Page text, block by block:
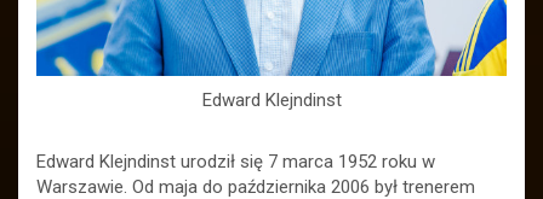
Edward Klejndinst
Edward Klejndinst urodził się 7 marca 1952 roku w
Warszawie. Od maja do października 2006 był trenerem